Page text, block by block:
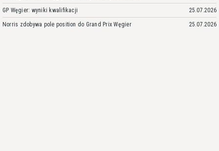
GP Węgier: wyniki kwalifikacji 25.07.2026
Norris zdobywa pole position do Grand Prix Węgier 25.07.2026